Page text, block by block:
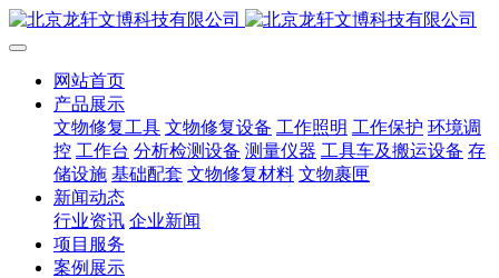
网站首页
产品展示
文物修复工具 文物修复设备 工作照明 工作保护 环境调
控 工作台 分析检测设备 测量仪器 工具车及搬运设备 存
储设施 基础配套 文物修复材料 文物裹匣
新闻动态
行业资讯 企业新闻
项目服务
案例展示